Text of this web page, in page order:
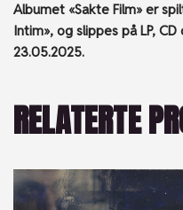
Albumet «Sakte Film» er
Intim», og slippes på LP,
23.05.2025.
RELATERTE